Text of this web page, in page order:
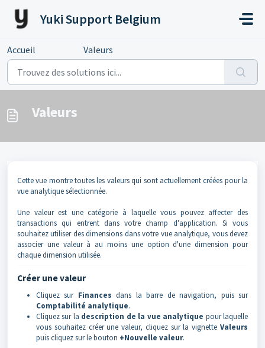
Yuki Support Belgium
Accueil Valeurs
Valeurs
Cette vue montre toutes les valeurs qui sont actuellement créées pour la
vue analytique sélectionnée.
Une valeur est une catégorie à laquelle vous pouvez affecter des
transactions qui entrent dans votre champ d'application. Si vous
souhaitez utiliser des dimensions dans votre vue analytique, vous devez
associer une valeur à au moins une option d'une dimension pour
chaque dimension utilisée.
Créer une valeur
Cliquez surFinances dans la barre de navigation, puis sur
Comptabilité analytique.
Cliquez sur la description de la vue analytique pour laquelle
vous souhaitez créer une valeur, cliquez sur la vignette Valeurs
puis cliquez sur le bouton +Nouvelle valeur.